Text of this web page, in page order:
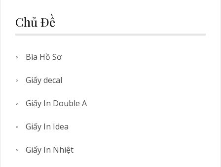
Chủ Đề
Bìa Hồ Sơ
Giấy decal
Giấy In Double A
Giấy In Idea
Giấy In Nhiệt